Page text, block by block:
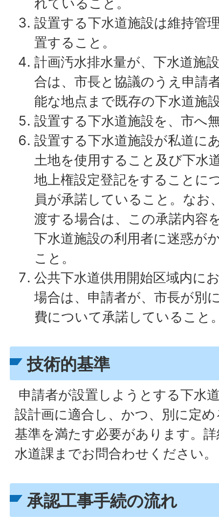
設置する下水道施設は維持管
置すること。
計画汚水排水量が、下水道施
合は、市長と協議のうえ申請
能な地点まで既存の下水道施
設置する下水道施設を、市へ
設置する下水道施設が私道に
土地を使用すること及び下水
地上権設定登記をすることに
員が承諾していること。なお
渡する場合は、この承諾内容
下水道施設の利用者に迷惑が
こと。
公共下水道供用開始区域内に
場合は、申請者が、市長が別
費について承諾していること
技術的基準
申請者が設置しようとする下水
設計画に適合し、かつ、別に定
基準を満たす必要があります。
水道課までお問合わせください。
承認工事手続の流れ